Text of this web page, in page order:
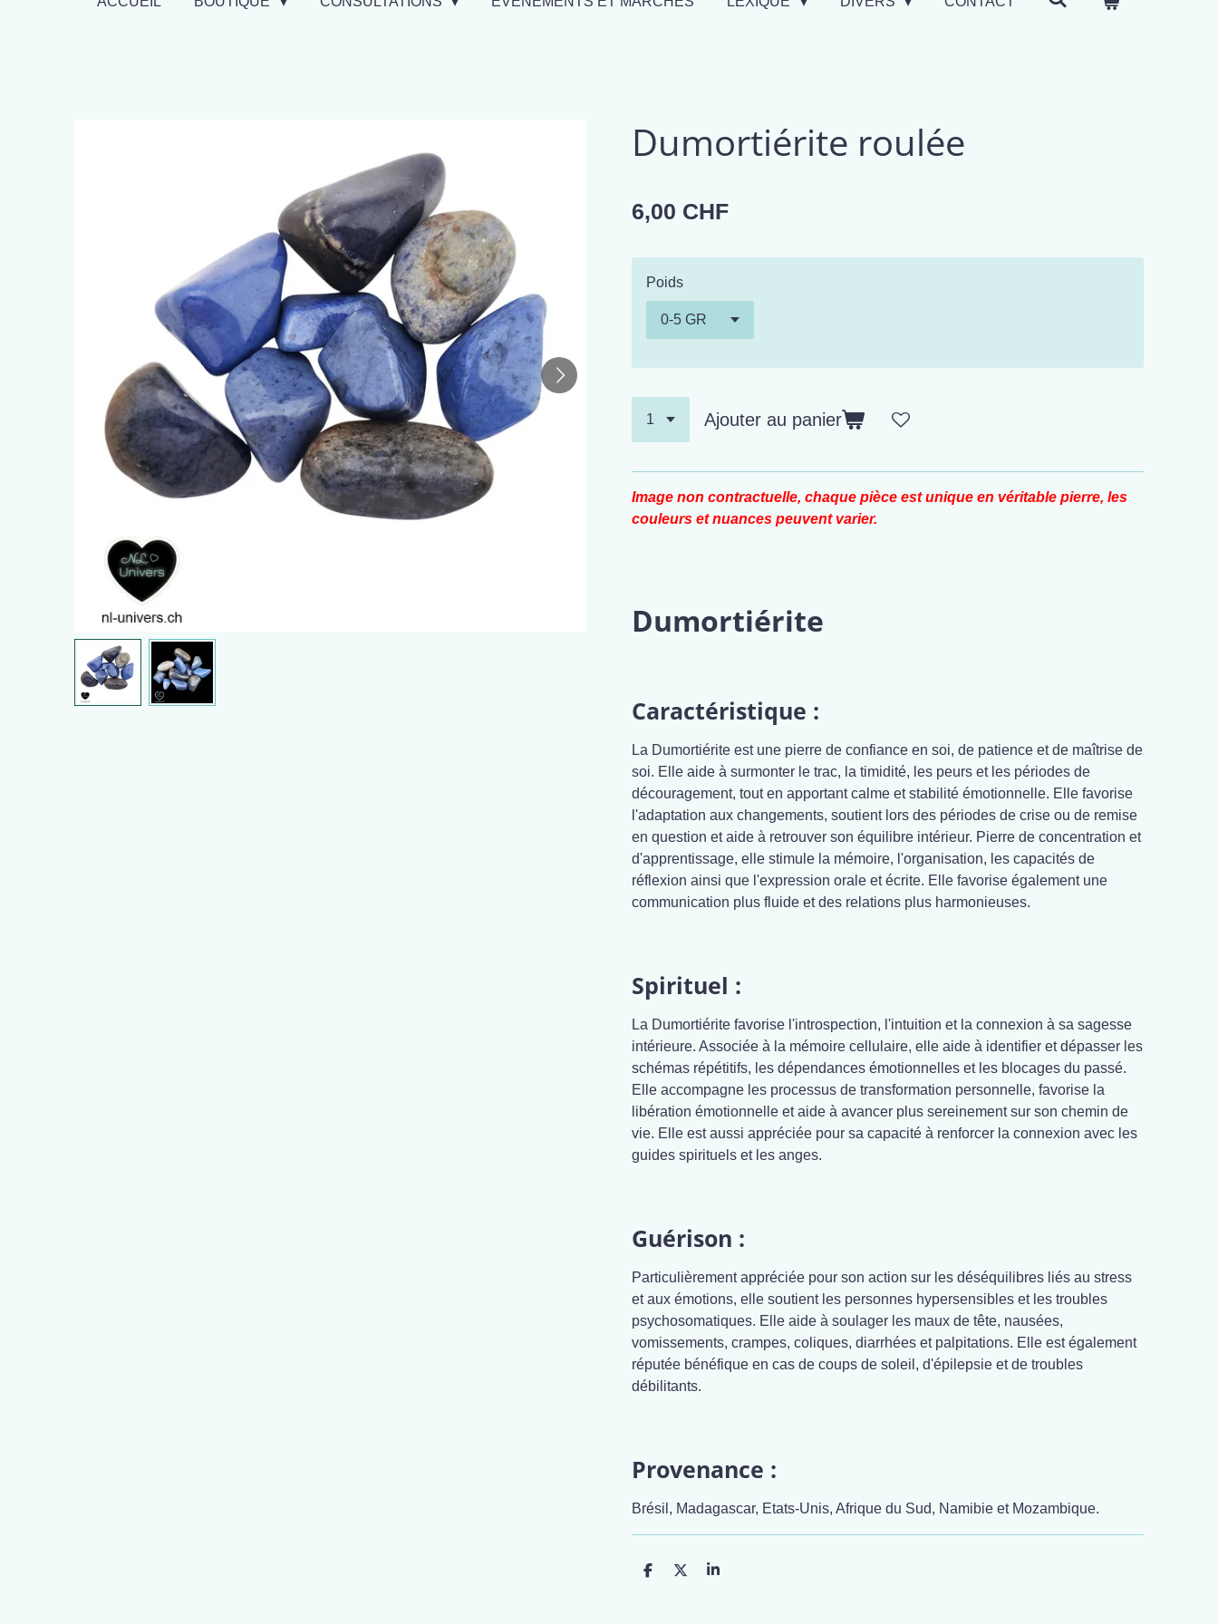
Dumortiérite roulée
6,00 CHF
Poids
Ajouter au panier
Image non contractuelle, chaque pièce est unique en véritable pierre, les
couleurs et nuances peuvent varier.
Dumortiérite
Caractéristique :
La Dumortiérite est une pierre de confiance en soi, de patience et de maîtrise de
soi. Elle aide à surmonter le trac, la timidité, les peurs et les périodes de
découragement, tout en apportant calme et stabilité émotionnelle. Elle favorise
l'adaptation aux changements, soutient lors des périodes de crise ou de remise
en question et aide à retrouver son équilibre intérieur. Pierre de concentration et
d'apprentissage, elle stimule la mémoire, l'organisation, les capacités de
réflexion ainsi que l'expression orale et écrite. Elle favorise également une
communication plus fluide et des relations plus harmonieuses.
Spirituel :
La Dumortiérite favorise l'introspection, l'intuition et la connexion à sa sagesse
intérieure. Associée à la mémoire cellulaire, elle aide à identifier et dépasser les
schémas répétitifs, les dépendances émotionnelles et les blocages du passé.
Elle accompagne les processus de transformation personnelle, favorise la
libération émotionnelle et aide à avancer plus sereinement sur son chemin de
vie. Elle est aussi appréciée pour sa capacité à renforcer la connexion avec les
guides spirituels et les anges.
Guérison :
Particulièrement appréciée pour son action sur les déséquilibres liés au stress
et aux émotions, elle soutient les personnes hypersensibles et les troubles
psychosomatiques. Elle aide à soulager les maux de tête, nausées,
vomissements, crampes, coliques, diarrhées et palpitations. Elle est également
réputée bénéfique en cas de coups de soleil, d'épilepsie et de troubles
débilitants.
Provenance :
Brésil, Madagascar, Etats-Unis, Afrique du Sud, Namibie et Mozambique.
P
P
P